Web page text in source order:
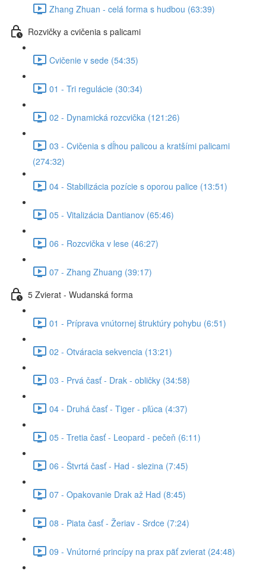
Zhang Zhuan - celá forma s hudbou (63:39)
Rozvičky a cvičenia s palicami
Cvičenie v sede (54:35)
01 - Tri regulácie (30:34)
02 - Dynamická rozcvička (121:26)
03 - Cvičenia s dĺhou palicou a kratšími palicami
(274:32)
04 - Stabilizácia pozície s oporou palice (13:51)
05 - Vitalizácia Dantianov (65:46)
06 - Rozcvička v lese (46:27)
07 - Zhang Zhuang (39:17)
5 Zvierat - Wudanská forma
01 - Príprava vnútornej štruktúry pohybu (6:51)
02 - Otváracia sekvencia (13:21)
03 - Prvá časť - Drak - obličky (34:58)
04 - Druhá časť - Tiger - pľúca (4:37)
05 - Tretia časť - Leopard - pečeň (6:11)
06 - Štvrtá časť - Had - slezina (7:45)
07 - Opakovanie Drak až Had (8:45)
08 - Piata časť - Žeriav - Srdce (7:24)
09 - Vnútorné princípy na prax päť zvierat (24:48)